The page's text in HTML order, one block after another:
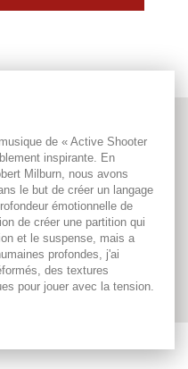
de « Active Shooter
inspirante. En
Milburn, nous avons
le but de créer un langage
émotionnelle de
de créer une partition qui
et le suspense, mais a
profondes, j'ai
des textures
pour jouer avec la tension.